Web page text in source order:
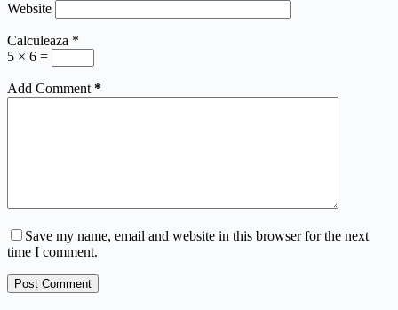
Website
Calculeaza *
5 × 6 =
Add Comment *
Save my name, email and website in this browser for the next
time I comment.
Post Comment